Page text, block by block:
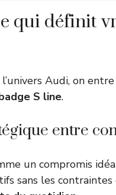
qui définit
Audi, on
S line.
entre
un compromis
sans les